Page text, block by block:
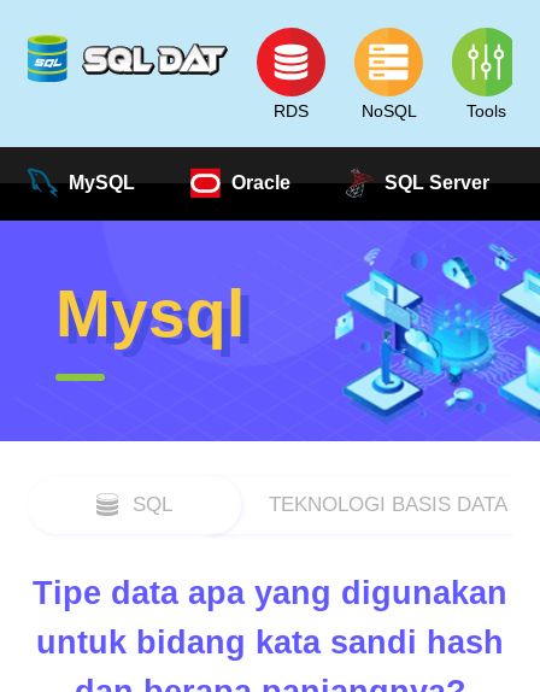
RDS NoSQL Tools
MySQL Oracle SQL Server
Mysql
SQL TEKNOLOGI BASIS DATA
Tipe data apa yang digunakan
untuk bidang kata sandi hash